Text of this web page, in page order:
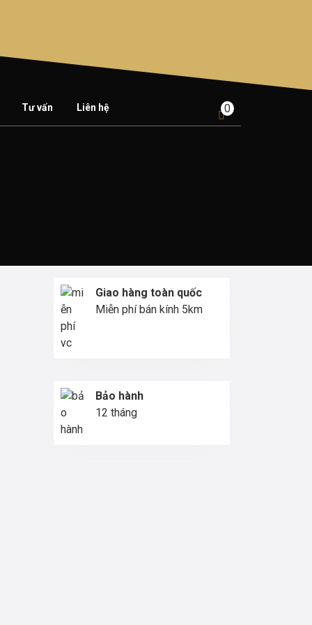
Tư vấn Liên hệ
shopping
0
Giao hàng toàn quốc
Miễn phí bán kính 5km
Bảo hành
12 tháng